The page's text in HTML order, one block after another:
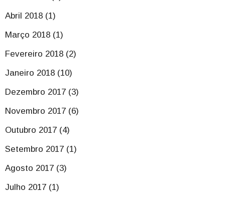
Abril 2018 (1)
Março 2018 (1)
Fevereiro 2018 (2)
Janeiro 2018 (10)
Dezembro 2017 (3)
Novembro 2017 (6)
Outubro 2017 (4)
Setembro 2017 (1)
Agosto 2017 (3)
Julho 2017 (1)